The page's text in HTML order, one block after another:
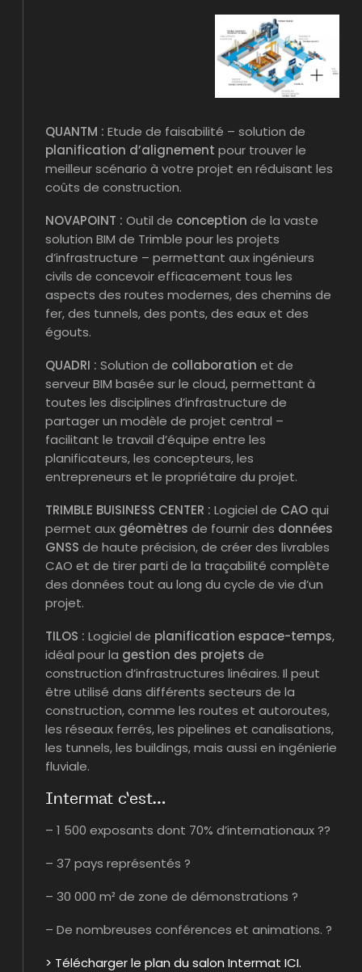
QUANTM : Etude de faisabilité – solution de
planification d’alignement pour trouver le
meilleur scénario à votre projet en réduisant les
coûts de construction.
NOVAPOINT : Outil de conception de la vaste
solution BIM de Trimble pour les projets
d’infrastructure – permettant aux ingénieurs
civils de concevoir efficacement tous les
aspects des routes modernes, des chemins de
fer, des tunnels, des ponts, des eaux et des
égouts.
QUADRI : Solution de collaboration et de
serveur BIM basée sur le cloud, permettant à
toutes les disciplines d’infrastructure de
partager un modèle de projet central –
facilitant le travail d’équipe entre les
planificateurs, les concepteurs, les
entrepreneurs et le propriétaire du projet.
TRIMBLE BUISINESS CENTER : Logiciel de CAOqui
permet aux géomètres de fournir des données
GNSS de haute précision, de créer des livrables
CAO et de tirer parti de la traçabilité complète
des données tout au long du cycle de vie d’un
projet.
TILOS : Logiciel de planification espace-temps,
idéal pour la gestion des projets de
construction d’infrastructures linéaires. Il peut
être utilisé dans différents secteurs de la
construction, comme les routes et autoroutes,
les réseaux ferrés, les pipelines et canalisations,
les tunnels, les buildings, mais aussi en ingénierie
fluviale.
Intermat c’est…
– 1 500 exposants dont 70% d’internationaux ??
– 37 pays représentés ?
– 30 000 m² de zone de démonstrations ?
– De nombreuses conférences et animations. ?
> Télécharger le plan du salon Intermat ICI.